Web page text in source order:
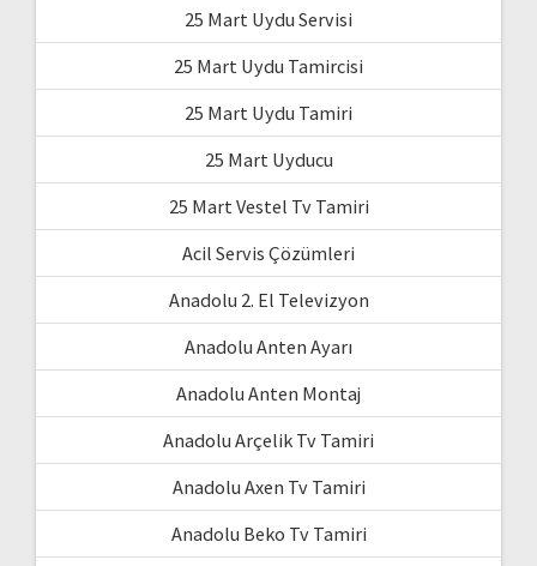
25 Mart Uydu Servisi
25 Mart Uydu Tamircisi
25 Mart Uydu Tamiri
25 Mart Uyducu
25 Mart Vestel Tv Tamiri
Acil Servis Çözümleri
Anadolu 2. El Televizyon
Anadolu Anten Ayarı
Anadolu Anten Montaj
Anadolu Arçelik Tv Tamiri
Anadolu Axen Tv Tamiri
Anadolu Beko Tv Tamiri